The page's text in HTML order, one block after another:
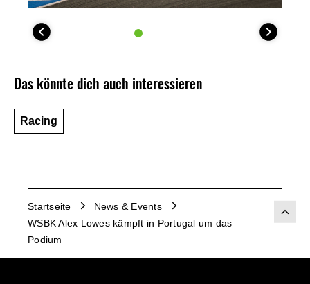
Das könnte dich auch interessieren
Racing
Startseite
News & Events
WSBK Alex Lowes kämpft in Portugal um das
Podium